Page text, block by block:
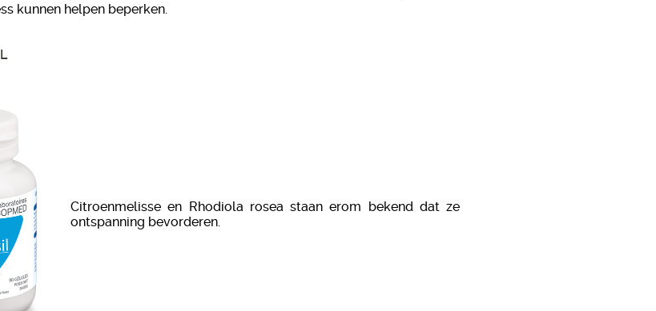
kunnen helpen beperken.
Citroenmelisse en Rhodiola rosea staan erom bekend dat ze
ontspanning bevorderen.